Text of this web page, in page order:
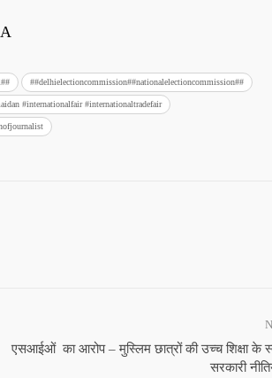
##delhielectioncommission##nationalelectioncommission##
#internationalfair #internationaltradefair
एसआईओं का आरोप – मुस्लिम छात्रों की उच्च शिक्षा के
सरकारी